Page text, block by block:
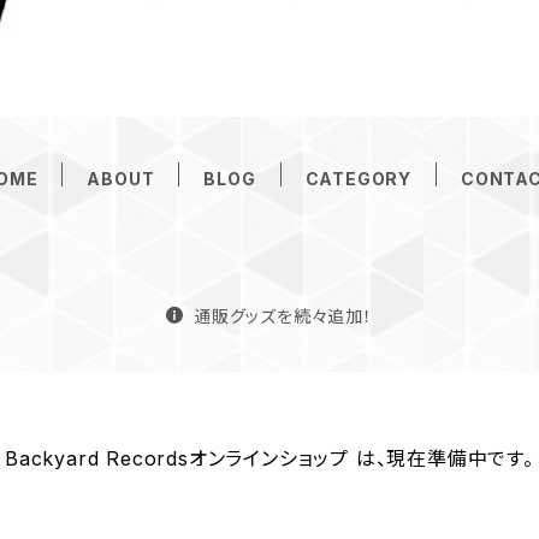
ABOUT BLOG CATEGORY
通販グッズを続々追加！
Backyard Recordsオンラインショップ は、現在準備中です。